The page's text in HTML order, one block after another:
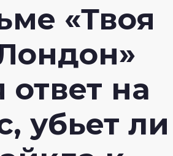
«Твоя
ответ на
убьет ли